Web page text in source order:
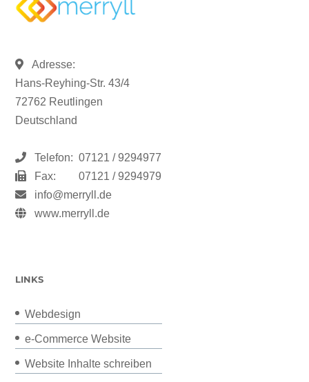
Adresse:
Hans-Reyhing-Str. 43/4
72762 Reutlingen
Deutschland
Telefon: 07121 / 9294977
Fax:
07121 / 9294979
info@merryll.de
www.merryll.de
LINKS
Webdesign
e-Commerce Website
Website Inhalte schreiben